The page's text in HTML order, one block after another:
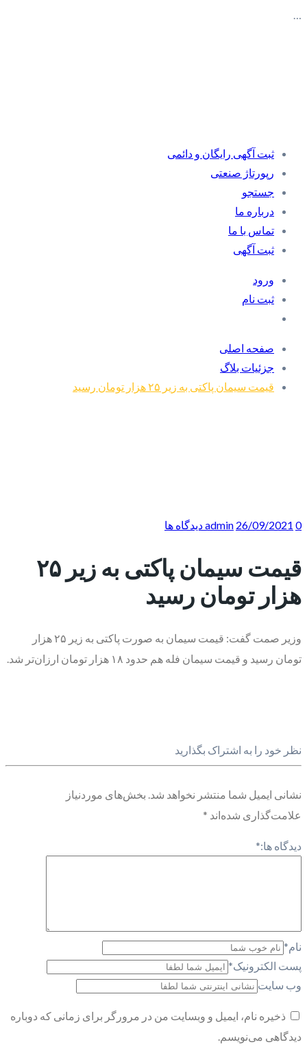
…
ثبت آگهی رایگان و دائمی
رپورتاژ صنعتی
جستجو
درباره ما
تماس با ما
ثبت آگهی
ورود
ثبت نام
صفحه اصلی
جزئیات بلاگ
قیمت سیمان پاکتی به زیر ۲۵ هزار تومان رسید
admin 26/09/2021 0 دیدگاه ها
قیمت سیمان پاکتی به زیر ۲۵
هزار تومان رسید
وزیر صمت گفت: قیمت سیمان به صورت پاکتی به زیر ۲۵ هزار
تومان رسید و قیمت سیمان فله هم حدود ۱۸ هزار تومان ارزان‌تر شد.
نظر خود را به اشتراک بگذارید
نشانی ایمیل شما منتشر نخواهد شد. بخش‌های موردنیاز
علامت‌گذاری شده‌اند *
دیدگاه ها:*
نام*
پست الکترونیک*
وب سایت
ذخیره نام، ایمیل و وبسایت من در مرورگر برای زمانی که دوباره
دیدگاهی می‌نویسم.